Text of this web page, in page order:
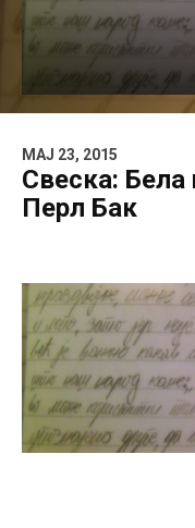
MAJ 23, 2015
Свеска: Бела
Перл Бак